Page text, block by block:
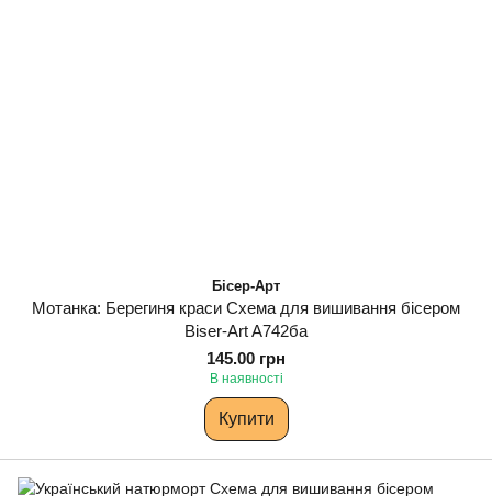
Бісер-Арт
Мотанка: Берегиня краси Схема для вишивання бісером
Biser-Art A742ба
145.00 грн
В наявності
Купити